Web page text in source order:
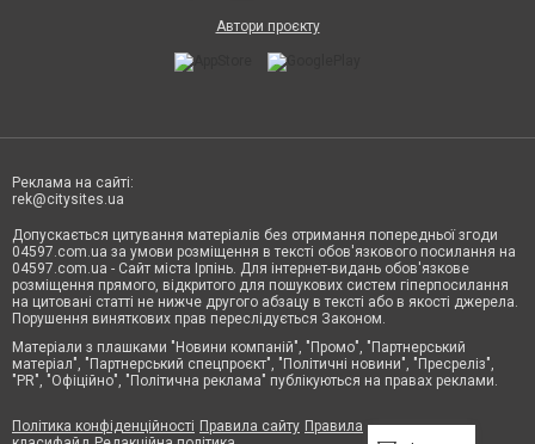
Автори проєкту
Реклама на сайті:
rek@citysites.ua
Допускається цитування матеріалів без отримання попередньої згоди
04597.com.ua за умови розміщення в тексті обов'язкового посилання на
04597.com.ua - Сайт міста Ірпінь. Для інтернет-видань обов'язкове
розміщення прямого, відкритого для пошукових систем гіперпосилання
на цитовані статті не нижче другого абзацу в тексті або в якості джерела.
Порушення виняткових прав переслідується Законом.
Матеріали з плашками "Новини компаній", "Промо", "Партнерський
матеріал", "Партнерський спецпроєкт", "Політичні новини", "Пресреліз",
"PR", "Офіційно", "Політична реклама" публікуються на правах реклами.
Політика конфіденційності Правила сайту Правила